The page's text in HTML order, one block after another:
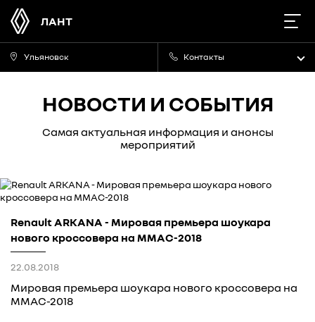
ЛАНТ
Ульяновск Контакты
НОВОСТИ И СОБЫТИЯ
Самая актуальная информация и анонсы
мероприятий
Renault ARKANA - Мировая премьера шоукара
нового кроссовера на ММАС-2018
22.08.2018
Мировая премьера шоукара нового кроссовера на
MMAC-2018